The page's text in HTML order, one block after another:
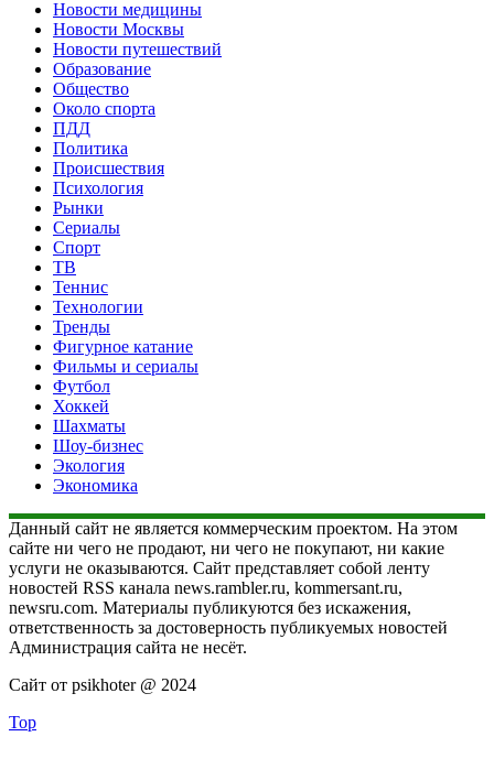
Новости медицины
Новости Москвы
Новости путешествий
Образование
Общество
Около спорта
ПДД
Политика
Происшествия
Психология
Рынки
Сериалы
Спорт
ТВ
Теннис
Технологии
Тренды
Фигурное катание
Фильмы и сериалы
Футбол
Хоккей
Шахматы
Шоу-бизнес
Экология
Экономика
Данный сайт не является коммерческим проектом. На этом
сайте ни чего не продают, ни чего не покупают, ни какие
услуги не оказываются. Сайт представляет собой ленту
новостей RSS канала news.rambler.ru, kommersant.ru,
newsru.com. Материалы публикуются без искажения,
ответственность за достоверность публикуемых новостей
Администрация сайта не несёт.
Сайт от psikhoter @ 2024
Top